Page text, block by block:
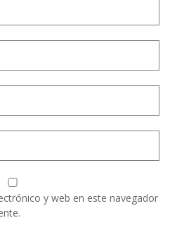
y web en este navegador